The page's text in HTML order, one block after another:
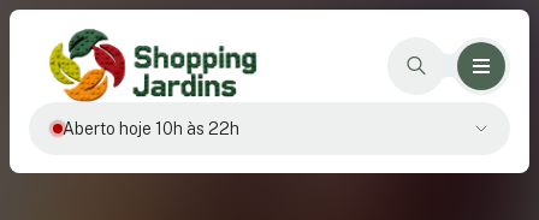
Aberto hoje 10h às 22h